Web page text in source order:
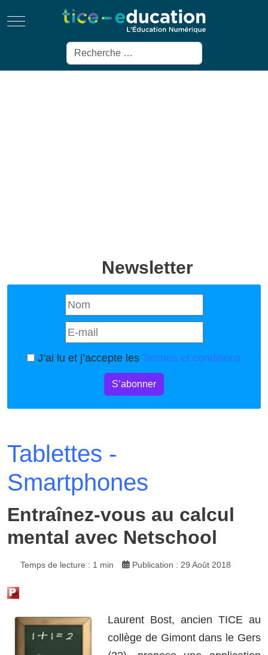
Mobile Menu Toggle
Rechercher
Newsletter
J’ai lu et j’accepte les Termes et conditions
S’abonner
Tablettes -
Smartphones
Entraînez-vous au calcul
mental avec Netschool
Temps de lecture : 1 min Publication : 29 Août 2018
Laurent Bost, ancien TICE au
collège de Gimont dans le Gers